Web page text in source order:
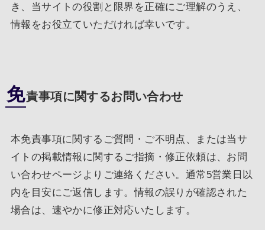
き、当サイトの役割と限界を正確にご理解のうえ、
情報をお役立ていただければ幸いです。
免責事項に関するお問い合わせ
本免責事項に関するご質問・ご不明点、または当サ
イトの掲載情報に関するご指摘・修正依頼は、お問
い合わせページよりご連絡ください。通常5営業日以
内を目安にご返信します。情報の誤りが確認された
場合は、速やかに修正対応いたします。